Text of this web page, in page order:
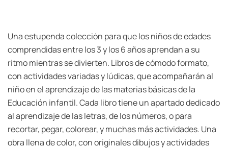
Una estupenda colección para que los niños de edades
comprendidas entre los 3 y los 6 años aprendan a su
ritmo mientras se divierten. Libros de cómodo formato,
con actividades variadas y lúdicas, que acompañarán al
niño en el aprendizaje de las materias básicas de la
Educación infantil. Cada libro tiene un apartado dedicado
al aprendizaje de las letras, de los números, o para
recortar, pegar, colorear, y muchas más actividades. Una
obra llena de color, con originales dibujos y actividades